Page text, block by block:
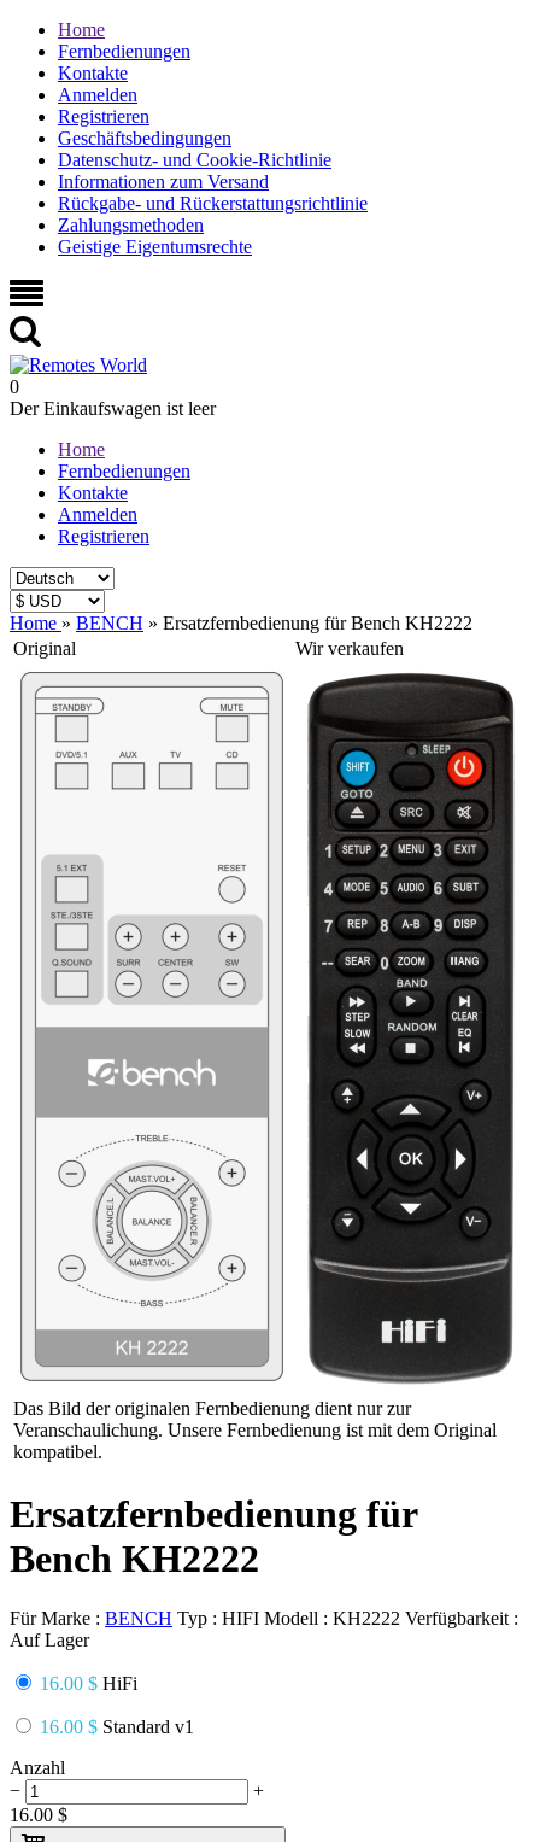
Home
Fernbedienungen
Kontakte
Anmelden
Registrieren
Geschäftsbedingungen
Datenschutz- und Cookie-Richtlinie
Informationen zum Versand
Rückgabe- und Rückerstattungsrichtlinie
Zahlungsmethoden
Geistige Eigentumsrechte
0
Der Einkaufswagen ist leer
Home
Fernbedienungen
Kontakte
Anmelden
Registrieren
Home » BENCH » Ersatzfernbedienung für Bench KH2222
Original
Wir verkaufen
Das Bild der originalen Fernbedienung dient nur zur
Veranschaulichung. Unsere Fernbedienung ist mit dem Original
kompatibel.
Ersatzfernbedienung für
Bench KH2222
Für Marke : BENCH Typ : HIFI Modell : KH2222 Verfügbarkeit :
Auf Lager
16.00 $ HiFi
16.00 $ Standard v1
Anzahl
−
+
16.00 $